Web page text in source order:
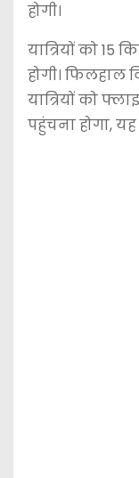
होगी।
यात्रियों को
होगी। फिलहाल
यात्रियों को
पहुंचना होगा,